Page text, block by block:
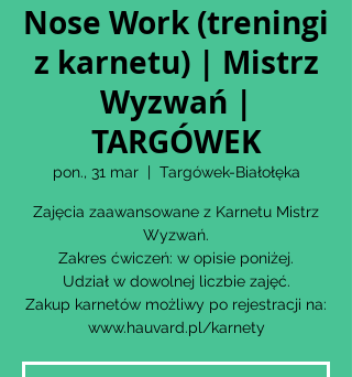
Nose Work (treningi
z karnetu) | Mistrz
Wyzwań |
TARGÓWEK
pon., 31 mar
  |
Targówek-Białołęka
Zajęcia zaawansowane z Karnetu Mistrz
Wyzwań.
Zakres ćwiczeń: w opisie poniżej.
Udział w dowolnej liczbie zajęć.
Zakup karnetów możliwy po rejestracji na:
www.hauvard.pl/karnety